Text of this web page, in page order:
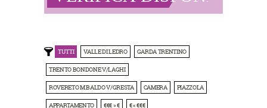
TUTTI VALLE DI LEDRO GARDA TRENTINO
TRENTO BONDONE V/LAGHI
ROVERETO M.BALDO V/GRESTA CAMERA PIAZZOLA
APPARTAMENTO €€€ » € € « €€€